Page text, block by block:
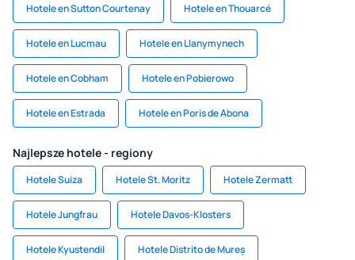
Hotele en Sutton Courtenay Hotele en Thouarcé
Hotele en Lucmau Hotele en Llanymynech
Hotele en Cobham Hotele en Pobierowo
Hotele en Estrada Hotele en Poris de Abona
Najlepsze hotele - regiony
Hotele Suiza Hotele St. Moritz Hotele Zermatt
Hotele Jungfrau Hotele Davos-Klosters
Hotele Kyustendil Hotele Distrito de Mureș